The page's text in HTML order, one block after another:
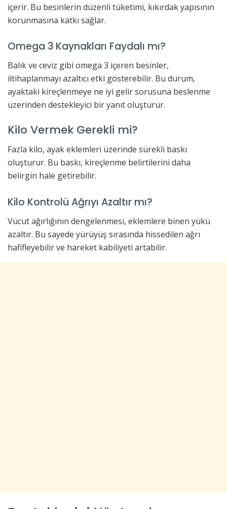
içerir. Bu besinlerin düzenli tüketimi, kıkırdak yapısının
korunmasına katkı sağlar.
Omega 3 Kaynakları Faydalı mı?
Balık ve ceviz gibi omega 3 içeren besinler,
iltihaplanmayı azaltıcı etki gösterebilir. Bu durum,
ayaktaki kireçlenmeye ne iyi gelir sorusuna beslenme
üzerinden destekleyici bir yanıt oluşturur.
Kilo Vermek Gerekli mi?
Fazla kilo, ayak eklemleri üzerinde sürekli baskı
oluşturur. Bu baskı, kireçlenme belirtilerini daha
belirgin hale getirebilir.
Kilo Kontrolü Ağrıyı Azaltır mı?
Vücut ağırlığının dengelenmesi, eklemlere binen yükü
azaltır. Bu sayede yürüyüş sırasında hissedilen ağrı
hafifleyebilir ve hareket kabiliyeti artabilir.